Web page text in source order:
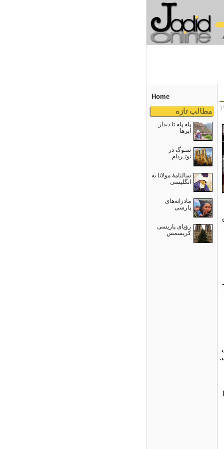
Home
مطالب تازه
پله پله تا دیدار
ابرها
سـوگ در
نوتـردام
سالنامۀ مولانا به
انگلیسی
مادرانه‌های
پارسی
رؤیای پاریسی
کریسمس